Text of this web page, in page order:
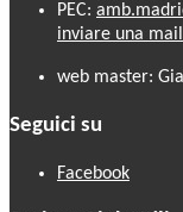
PEC:
inviare una mail
web master:
Seguici su
Facebook